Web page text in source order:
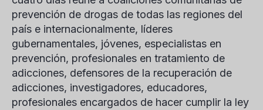
prevención de drogas de todas las regiones del
país e internacionalmente, líderes
gubernamentales, jóvenes, especialistas en
prevención, profesionales en tratamiento de
adicciones, defensores de la recuperación de
adicciones, investigadores, educadores,
profesionales encargados de hacer cumplir la ley